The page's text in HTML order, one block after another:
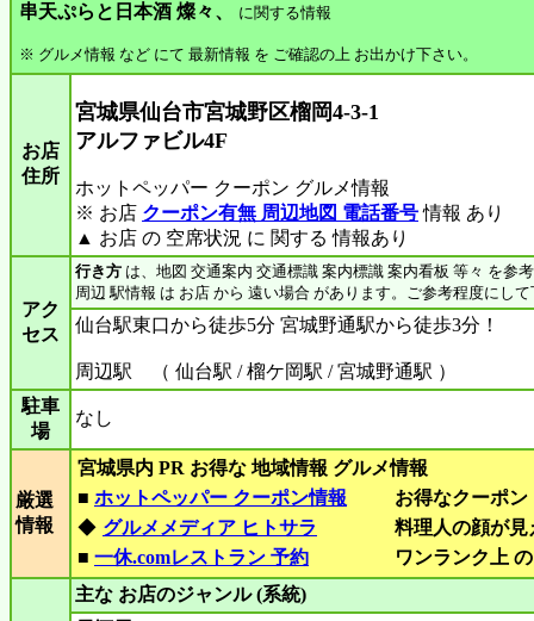
串天ぷらと日本酒 燦々、 に関する情報
※ グルメ情報 など にて 最新情報 を ご確認の上 お出かけ下さい。
お店
住所
宮城県仙台市宮城野区榴岡4-3-1
アルファビル4F
ホットペッパー クーポン グルメ情報
※ お店 クーポン有無 周辺地図 電話番号情報 あり
▲ お店 の 空席状況 に 関する 情報あり
アク
セス
行き方 は、地図 交通案内 交通標識 案内標識 案内看板 等々 を参
周辺 駅情報 は お店 から 遠い場合 があります。ご参考程度にし
仙台駅東口から徒歩5分 宮城野通駅から徒歩3分！
周辺駅 （ 仙台駅 / 榴ケ岡駅 / 宮城野通駅 ）
駐車
場
なし
厳選
情報
宮城県内 PR お得な 地域情報 グルメ情報
■ ホットペッパー クーポン情報
お得なクーポ
◆ グルメメディア ヒトサラ
料理人の顔が
■ 一休.comレストラン 予約 ワンランク上
主な お店のジャンル (系統)